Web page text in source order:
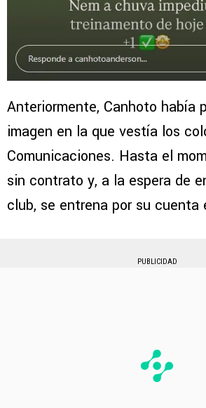
Anteriormente, Canhoto había
imagen en la que vestía los
Comunicaciones. Hasta el
sin contrato y, a la espera de
club, se entrena por su cuenta
PUBLICIDAD